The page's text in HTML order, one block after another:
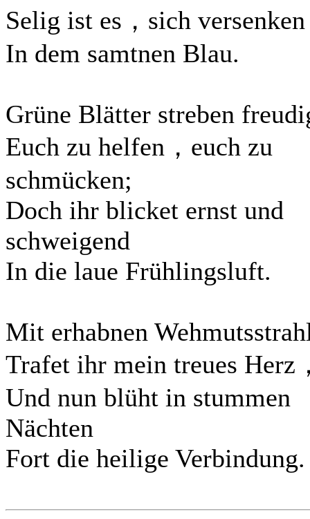
Selig ist es，sich versenken
In dem samtnen Blau.
Grüne Blätter streben
Euch zu helfen，euch zu
schmücken;
Doch ihr blicket ernst und
schweigend
In die laue Frühlingsluft.
Mit erhabnen
Trafet ihr mein treues Herz
Und nun blüht in stummen
Nächten
Fort die heilige Verbindung.